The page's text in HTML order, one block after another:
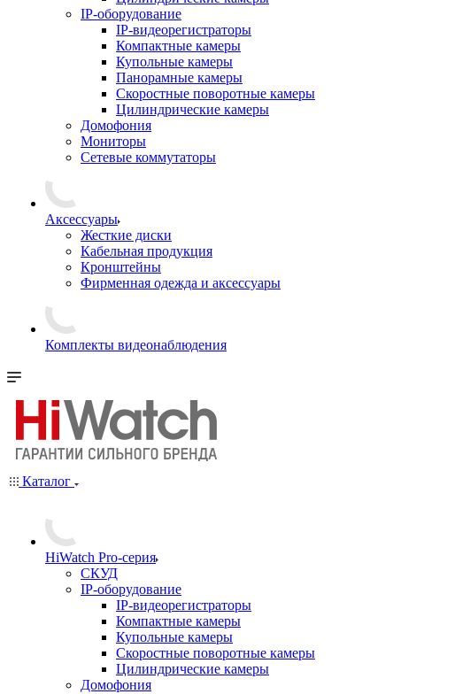
IP-оборудование
IP-видеорегистраторы
Компактные камеры
Купольные камеры
Панорамные камеры
Скоростные поворотные камеры
Цилиндрические камеры
Домофония
Мониторы
Сетевые коммутаторы
Аксессуары
Жесткие диски
Кабельная продукция
Кронштейны
Фирменная одежда и аксессуары
Комплекты видеонаблюдения
Каталог
HiWatch Pro-серия
CКУД
IP-оборудование
IP-видеорегистраторы
Компактные камеры
Купольные камеры
Скоростные поворотные камеры
Цилиндрические камеры
Домофония